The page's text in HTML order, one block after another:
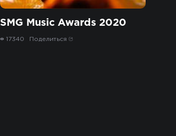
SMG Music Awards 2020
17340 Поделиться